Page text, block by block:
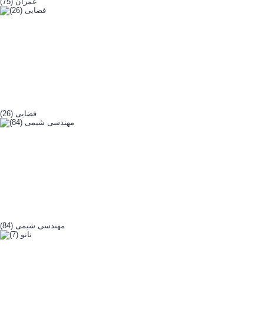
فضایی (26)
مهندسی شیمی (84)